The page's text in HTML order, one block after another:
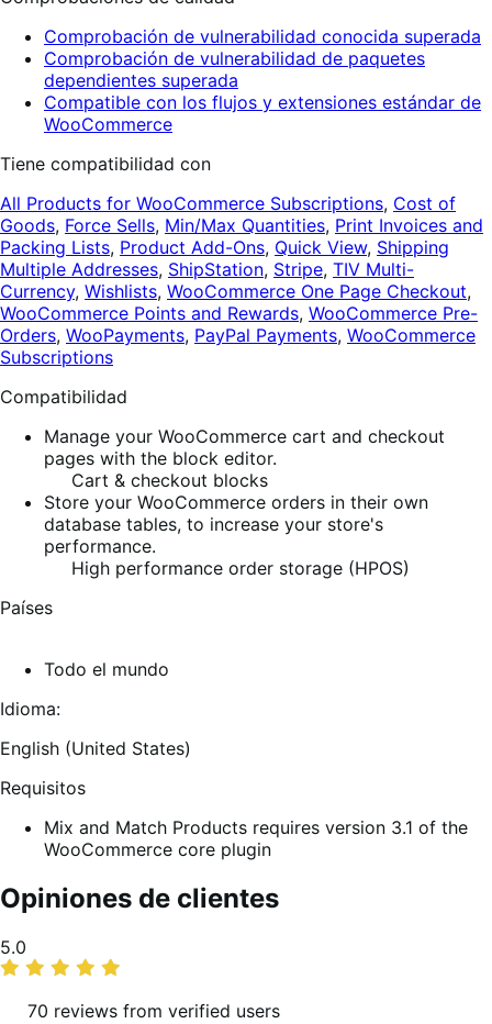
Comprobación de vulnerabilidad conocida superada
Comprobación de vulnerabilidad de paquetes
dependientes superada
Compatible con los flujos y extensiones estándar de
WooCommerce
Tiene compatibilidad con
All Products for WooCommerce Subscriptions, Cost of
Goods, Force Sells, Min/Max Quantities, Print Invoices and
Packing Lists, Product Add-Ons, Quick View, Shipping
Multiple Addresses, ShipStation, Stripe, TIV Multi-
Currency, Wishlists, WooCommerce One Page Checkout,
WooCommerce Points and Rewards, WooCommerce Pre-
Orders, WooPayments, PayPal Payments, WooCommerce
Subscriptions
Compatibilidad
Manage your WooCommerce cart and checkout
pages with the block editor.
Cart & checkout blocks
Store your WooCommerce orders in their own
database tables, to increase your store's
performance.
High performance order storage (HPOS)
Países
Todo el mundo
Idioma:
English (United States)
Requisitos
Mix and Match Products requires version 3.1 of the
WooCommerce core plugin
Opiniones de clientes
Promedio
de
5.0
70 reviews from verified users